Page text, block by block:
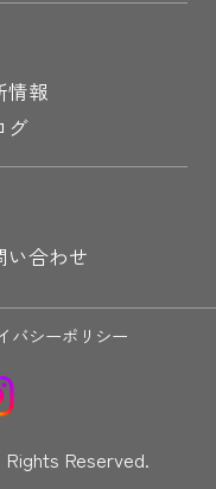
情報
グ
い合わせ
バシーポリシー
Reserved.